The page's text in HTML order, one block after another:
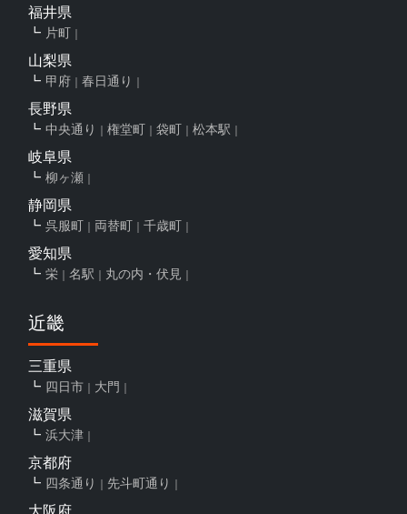
福井県
片町
山梨県
甲府 春日通り
長野県
中央通り 権堂町 袋町 松本駅
岐阜県
柳ヶ瀬
静岡県
呉服町 両替町 千歳町
愛知県
栄 名駅 丸の内・伏見
近畿
三重県
四日市 大門
滋賀県
浜大津
京都府
四条通り 先斗町通り
大阪府